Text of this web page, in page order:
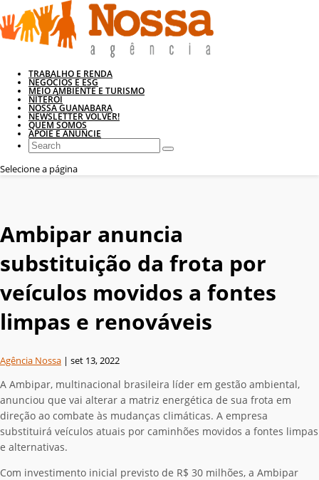
TRABALHO E RENDA
NEGÓCIOS E ESG
MEIO AMBIENTE E TURISMO
NITERÓI
NOSSA GUANABARA
NEWSLETTER VOLVER!
QUEM SOMOS
APOIE E ANUNCIE
Selecione a página
Ambipar anuncia
substituição da frota por
veículos movidos a fontes
limpas e renováveis
Agência Nossa | set 13, 2022
A Ambipar, multinacional brasileira líder em gestão ambiental,
anunciou que vai alterar a matriz energética de sua frota em
direção ao combate às mudanças climáticas. A empresa
substituirá veículos atuais por caminhões movidos a fontes limpas
e alternativas.
Com investimento inicial previsto de R$ 30 milhões, a Ambipar